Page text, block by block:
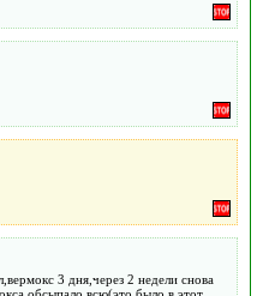
3 дня,через 2 недели снова